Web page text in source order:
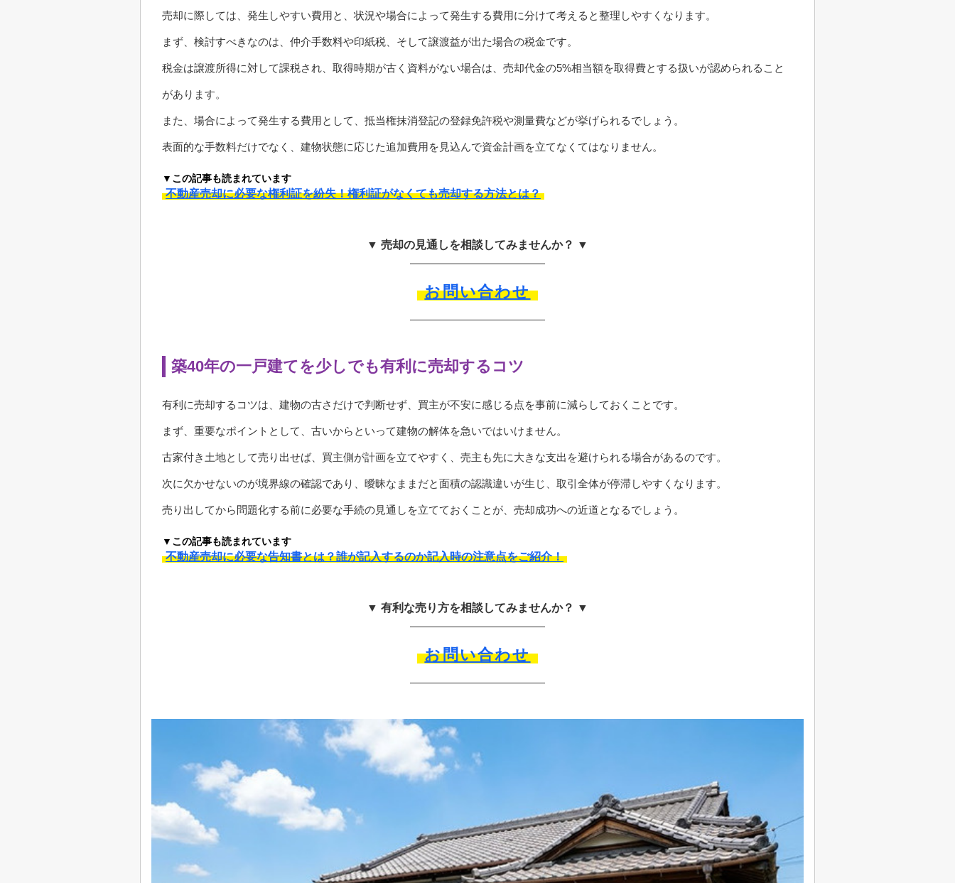
売却に際しては、発生しやすい費用と、状況や場合によって発生する費用に分けて考えると整理しやすくなります。
まず、検討すべきなのは、仲介手数料や印紙税、そして譲渡益が出た場合の税金です。
税金は譲渡所得に対して課税され、取得時期が古く資料がない場合は、売却代金の5%相当額を取得費とする扱いが認められること
があります。
また、場合によって発生する費用として、抵当権抹消登記の登録免許税や測量費などが挙げられるでしょう。
表面的な手数料だけでなく、建物状態に応じた追加費用を見込んで資金計画を立てなくてはなりません。
▼この記事も読まれています
不動産売却に必要な権利証を紛失！権利証がなくても売却する方法とは？
▼ 売却の見通しを相談してみませんか？ ▼
お問い合わせ
築40年の一戸建てを少しでも有利に売却するコツ
有利に売却するコツは、建物の古さだけで判断せず、買主が不安に感じる点を事前に減らしておくことです。
まず、重要なポイントとして、古いからといって建物の解体を急いではいけません。
古家付き土地として売り出せば、買主側が計画を立てやすく、売主も先に大きな支出を避けられる場合があるのです。
次に欠かせないのが境界線の確認であり、曖昧なままだと面積の認識違いが生じ、取引全体が停滞しやすくなります。
売り出してから問題化する前に必要な手続の見通しを立てておくことが、売却成功への近道となるでしょう。
▼この記事も読まれています
不動産売却に必要な告知書とは？誰が記入するのか記入時の注意点をご紹介！
▼ 有利な売り方を相談してみませんか？ ▼
お問い合わせ